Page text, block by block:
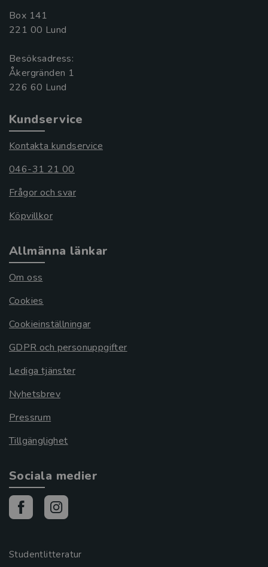
Box 141
221 00 Lund
Besöksadress:
Åkergränden 1
Kundservice
Kontakta kundservice
046-31 21 00
Frågor och svar
Köpvillkor
Allmänna länkar
Om oss
Cookies
Cookieinställningar
GDPR och personuppgifter
Lediga tjänster
Nyhetsbrev
Pressrum
Tillgänglighet
Sociala medier
Studentlitteratur